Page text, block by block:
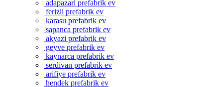
adapazari prefabrik ev
ferizli prefabrik ev
karasu prefabrik ev
sapanca prefabrik ev
akyazi prefabrik ev
geyve prefabrik ev
kaynarca prefabrik ev
serdivan prefabrik ev
arifiye prefabrik ev
hendek prefabrik ev